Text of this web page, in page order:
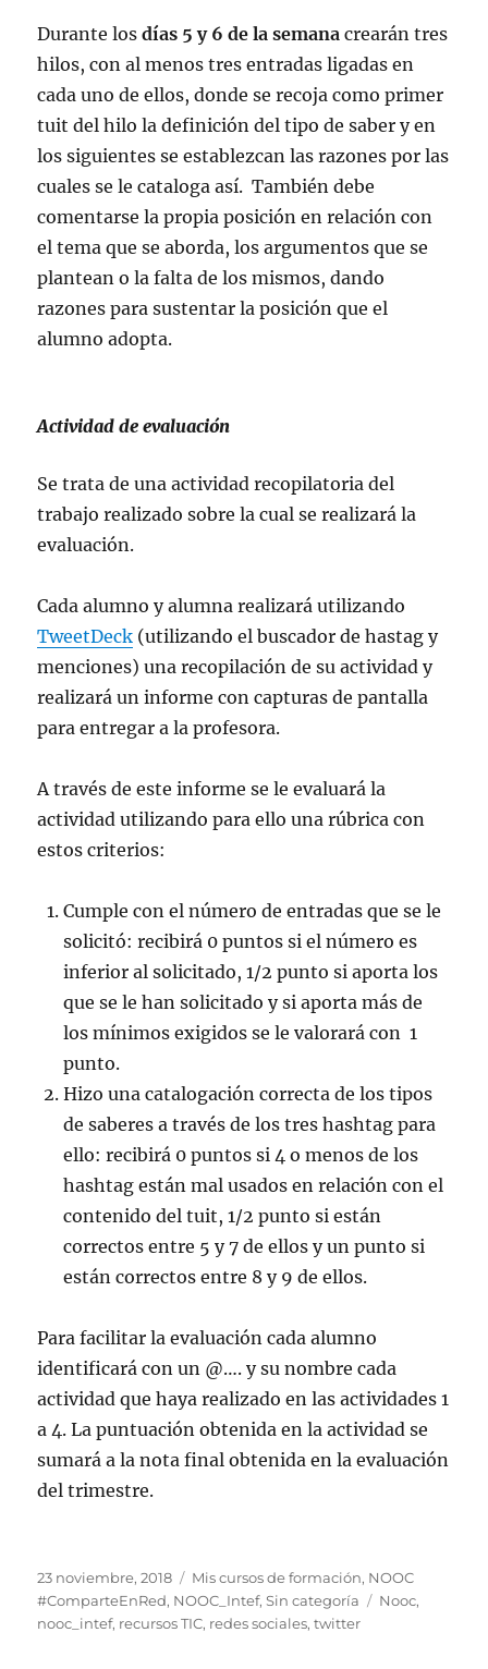
Durante losdías 5 y 6 de la semanacrearán tres
hilos, con al menos tres entradas ligadas en
cada uno de ellos, donde se recoja como primer
tuit del hilo la definición del tipo de saber y en
los siguientes se establezcan las razones por las
cuales se le cataloga así. También debe
comentarse la propia posición en relación con
el tema que se aborda, los argumentos que se
plantean o la falta de los mismos, dando
razones para sustentar la posición que el
alumno adopta.
Actividad de evaluación
Se trata de una actividad recopilatoria del
trabajo realizado sobre la cual se realizará la
evaluación.
Cada alumno y alumna realizará utilizando
TweetDeck (utilizando el buscador de hastag y
menciones) una recopilación de su actividad y
realizará un informe con capturas de pantalla
para entregar a la profesora.
A través de este informe se le evaluará la
actividad utilizando para ello una rúbrica con
estos criterios:
Cumple con el número de entradas que se le
solicitó: recibirá 0 puntos si el número es
inferior al solicitado, 1/2 punto si aporta los
que se le han solicitado y si aporta más de
los mínimos exigidos se le valorará con 1
punto.
Hizo una catalogación correcta de los tipos
de saberes a través de los tres hashtag para
ello: recibirá 0 puntos si 4 o menos de los
hashtag están mal usados en relación con el
contenido del tuit, 1/2 punto si están
correctos entre 5 y 7 de ellos y un punto si
están correctos entre 8 y 9 de ellos.
Para facilitar la evaluación cada alumno
identificará con un @…. y su nombre cada
actividad que haya realizado en las actividades 1
a 4. La puntuación obtenida en la actividad se
sumará a la nota final obtenida en la evaluación
del trimestre.
Publicado
el
23 noviembre, 2018 Categorías
Mis cursos de formación, NOOC
#ComparteEnRed, NOOC_Intef,Sin categoría Etiquetas
Nooc,
nooc_intef, recursos TIC, redes sociales,twitter